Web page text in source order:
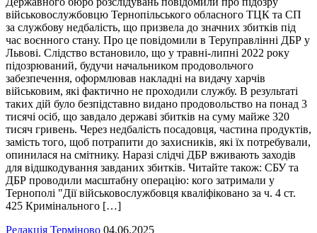
військовослужбовцю Тернопільського обласного ТЦК та СП
за службову недбалість, що призвела до значних збитків під
час воєнного стану. Про це повідомили в Теруправлінні ДБР у
Львові. Слідство встановило, що у травні-липні 2022 року
підозрюваний, будучи начальником продовольчого
забезпечення, оформлював накладні на видачу харчів
військовим, які фактично не проходили службу. В результаті
таких дій було безпідставно видано продовольство на понад 3
тисячі осіб, що завдало державі збитків на суму майже 320
тисяч гривень. Через недбалість посадовця, частина продуктів,
замість того, щоб потрапити до захисників, які їх потребували,
опинилася на смітнику. Наразі слідчі ДБР вживають заходів
для відшкодування завданих збитків. Читайте також: СБУ та
ДБР проводили масштабну операцію: кого затримали у
Тернополі "Дії військовослужбовця кваліфіковано за ч. 4 ст.
425 Кримінального […]
Редакція Терміново 04.06.2025